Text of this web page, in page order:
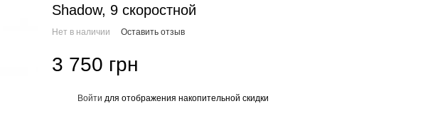
Shadow, 9 скоростной
Нет в наличии Оставить отзыв
3 750 грн
Войти для отображения накопительной скидки